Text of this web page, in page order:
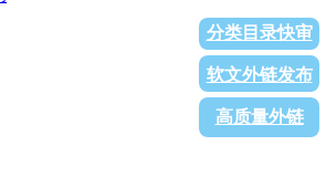
分类目录快审
软文外链发布
高质量外链